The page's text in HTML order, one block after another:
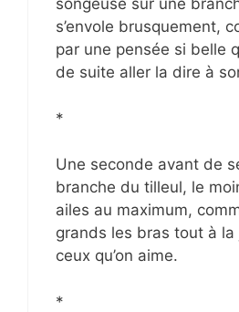
songeuse sur une
s’envole brusquement,
par une pensée si belle
de suite aller la dire à
*
Une seconde avant de
branche du tilleul, le
ailes au maximum,
grands les bras tout à
ceux qu’on aime.
*